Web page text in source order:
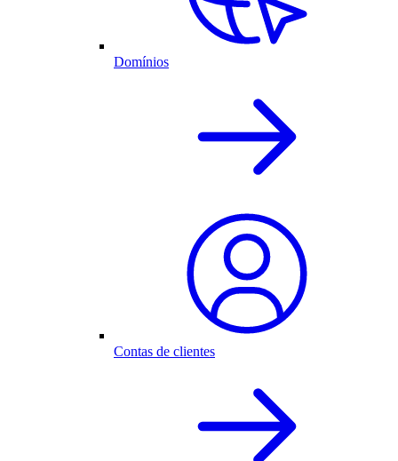
Domínios
Contas de clientes